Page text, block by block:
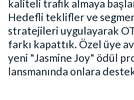
kaliteli trafik almaya
Hedefli teklifler ve
stratejileri uygulayarak
farkı kapattık. Özel üye
yeni "Jasmine Joy" ödül
lansmanında onlara